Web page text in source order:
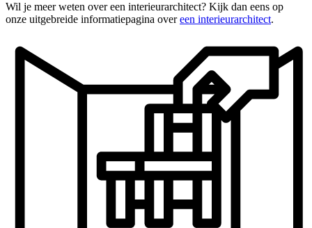
Wil je meer weten over een interieurarchitect? Kijk dan eens op
onze uitgebreide informatiepagina overeen interieurarchitect.